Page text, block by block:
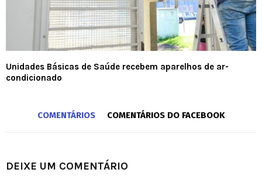
Unidades Básicas de Saúde recebem aparelhos de ar-
condicionado
COMENTÁRIOS COMENTÁRIOS DO FACEBOOK
DEIXE UM COMENTÁRIO